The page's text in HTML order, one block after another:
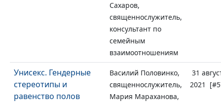
Сахаров,
священнослужитель,
консультант по
семейным
взаимоотношениям
Унисекс. Гендерные
стереотипы и
равенство полов
Василий Половинко,
священнослужитель,
Мария Мараханова,
31
2021